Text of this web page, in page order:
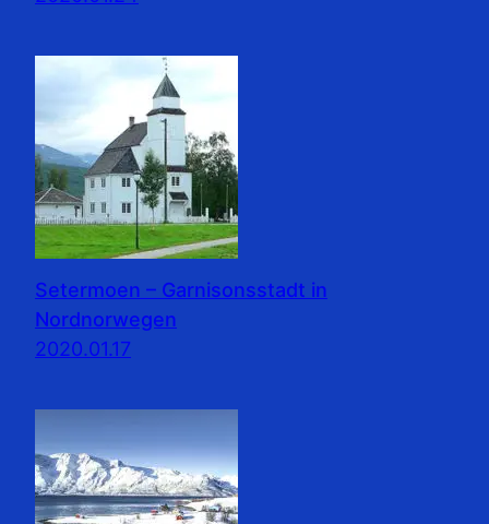
Setermoen – Garnisonsstadt in
Nordnorwegen
2020.01.17